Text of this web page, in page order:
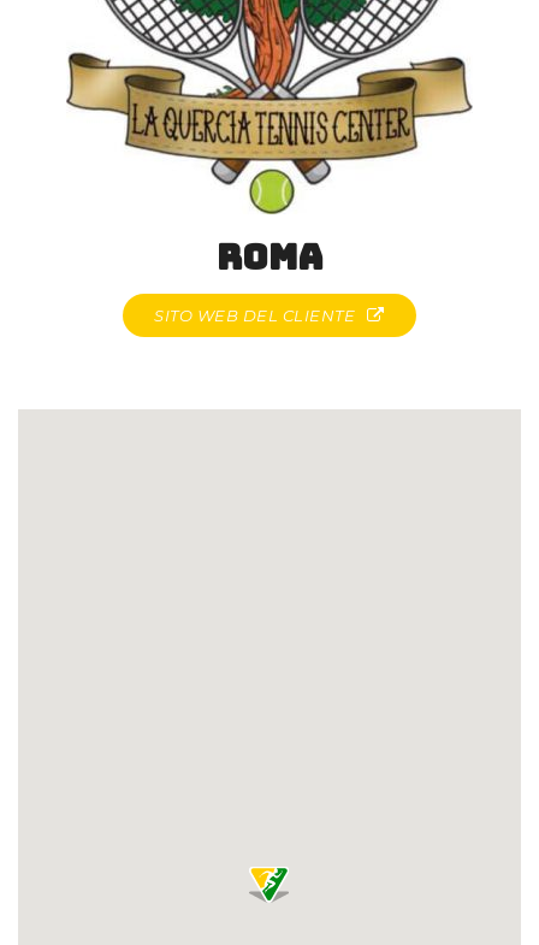
Roma
SITO WEB DEL CLIENTE